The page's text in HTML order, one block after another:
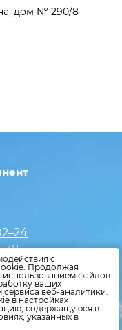
дом № 290/8
38,
с
Продолжая
использованием файлов
ваших
веб-аналитики.
в настройках
содержащуюся в
указанных в